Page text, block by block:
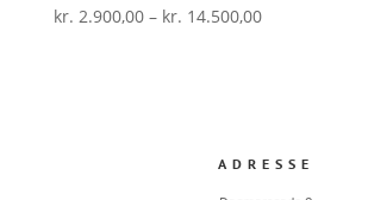
kr. 2.900,00 – kr. 14.500,00Prisinterval:
ADRESSE